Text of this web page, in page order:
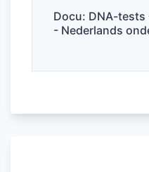
Docu: DNA-tests
- Nederlands